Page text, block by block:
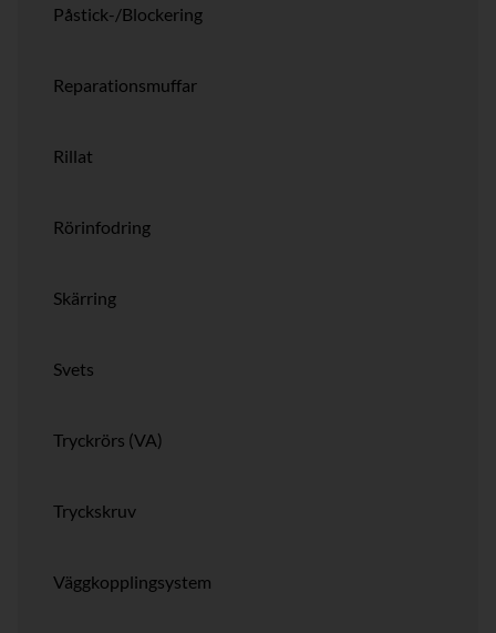
Påstick-/Blockering
Reparationsmuffar
Rillat
Rörinfodring
Skärring
Svets
Tryckrörs (VA)
Tryckskruv
Väggkopplingsystem